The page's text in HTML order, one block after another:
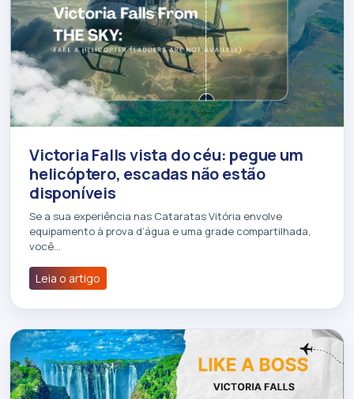
Victoria Falls vista do céu: pegue um
helicóptero, escadas não estão
disponíveis
Se a sua experiência nas Cataratas Vitória envolve
equipamento à prova d’água e uma grade compartilhada,
você…
Leia o artigo